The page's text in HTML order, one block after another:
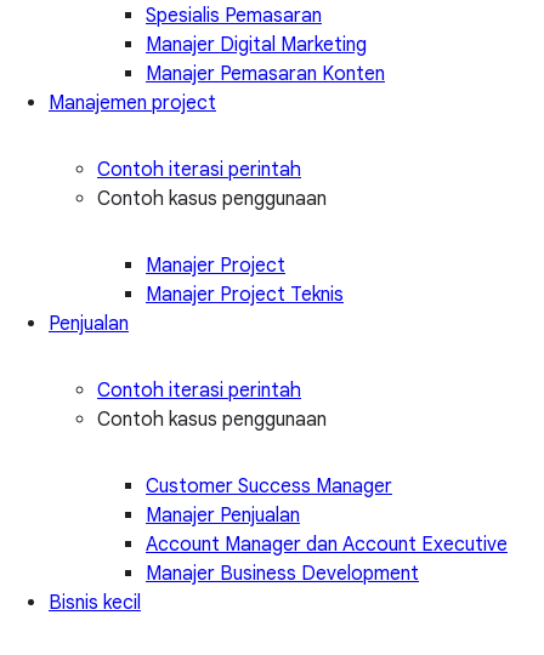
Spesialis Pemasaran
Manajer Digital Marketing
Manajer Pemasaran Konten
Manajemen project
Contoh iterasi perintah
Contoh kasus penggunaan
Manajer Project
Manajer Project Teknis
Penjualan
Contoh iterasi perintah
Contoh kasus penggunaan
Customer Success Manager
Manajer Penjualan
Account Manager dan Account Executive
Manajer Business Development
Bisnis kecil